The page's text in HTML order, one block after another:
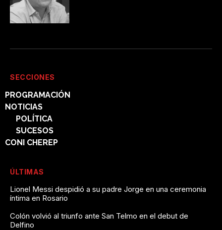
SECCIONES
PROGRAMACIÓN
NOTICIAS
POLÍTICA
SUCESOS
CONI CHEREP
ÚLTIMAS
Lionel Messi despidió a su padre Jorge en una ceremonia
íntima en Rosario
Colón volvió al triunfo ante San Telmo en el debut de
Delfino